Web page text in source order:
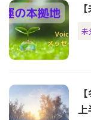
未
上